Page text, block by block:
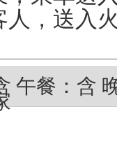
人，送入
午餐：含